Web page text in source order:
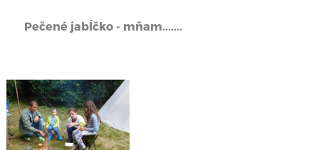
Pečené jabĺčko - mňam.......